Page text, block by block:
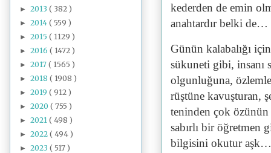
kederden de emin
anahtardır belki de…
Günün kalabalığı
sükuneti gibi, insanı
olgunluğuna,
rüştüne kavuşturan,
teninden çok
sabırlı bir
bilgisini okutur aşk…
► 2013 ( 382 )
► 2014 ( 559 )
► 2015 ( 1129 )
► 2016 ( 1472 )
► 2017 ( 1565 )
► 2018 ( 1908 )
► 2019 ( 912 )
► 2020 ( 755 )
► 2021 ( 498 )
► 2022 ( 494 )
► 2023 ( 517 )